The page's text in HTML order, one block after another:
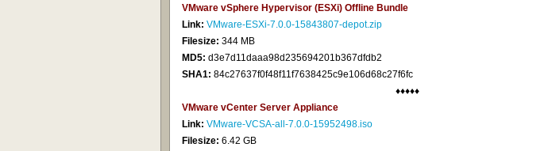
VMware vSphere Hypervisor (ESXi) Offline Bundle
Link: VMware-ESXi-7.0.0-15843807-depot.zip
Filesize: 344 MB
MD5: d3e7d11daaa98d235694201b367dfdb2
SHA1: 84c27637f0f48f11f7638425c9e106d68c27f6fc
♦♦♦♦♦
VMware vCenter Server Appliance
Link: VMware-VCSA-all-7.0.0-15952498.iso
Filesize: 6.42 GB